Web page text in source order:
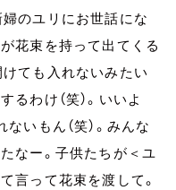
婦のユリにお世話にな
花束を持って出てくる
ても入れないみたい
わけ（笑）。いいよ
いもん（笑）。みんな
なー。子供たちが＜ユ
言って花束を渡して。